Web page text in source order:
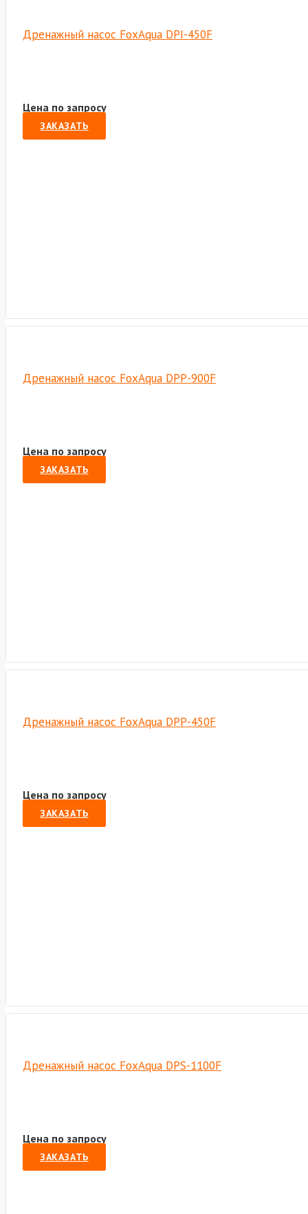
Дренажный насос FoxAqua DPI-450F
Цена по запросу
ЗАКАЗАТЬ
Дренажный насос FoxAqua DPP-900F
Цена по запросу
ЗАКАЗАТЬ
Дренажный насос FoxAqua DPP-450F
Цена по запросу
ЗАКАЗАТЬ
Дренажный насос FoxAqua DPS-1100F
Цена по запросу
ЗАКАЗАТЬ